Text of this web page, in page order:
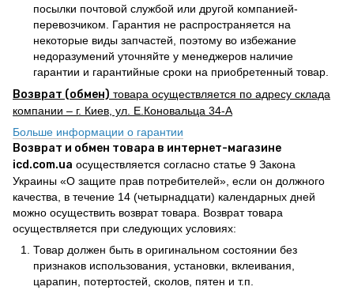
посылки почтовой службой или другой компанией-
перевозчиком. Гарантия не распространяется на
некоторые виды запчастей, поэтому во избежание
недоразумений уточняйте у менеджеров наличие
гарантии и гарантийные сроки на приобретенный товар.
Возврат (обмен) товара осуществляется по адресу склада
компании – г. Киев, ул. Е.Коновальца 34-А
Больше информации о гарантии
Возврат и обмен товара в интернет-магазине
icd.com.ua осуществляется согласно статье 9 Закона
Украины «О защите прав потребителей», если он должного
качества, в течение 14 (четырнадцати) календарных дней
можно осуществить возврат товара. Возврат товара
осуществляется при следующих условиях:
Товар должен быть в оригинальном состоянии без
признаков использования, установки, вклеивания,
царапин, потертостей, сколов, пятен и т.п.